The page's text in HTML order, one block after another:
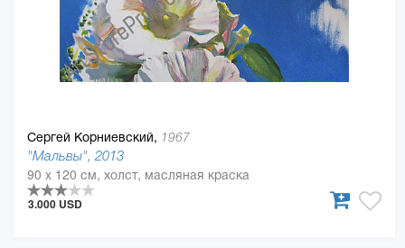
Сергей Корниевский, 1967
"Мальвы", 2013
90 x 120 см, холст, масляная краска
3.000 USD